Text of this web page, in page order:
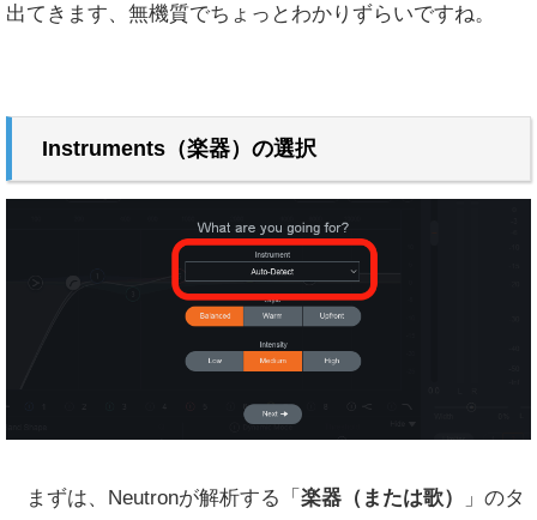
出てきます、無機質でちょっとわかりずらいですね。
Instruments（楽器）の選択
まずは、Neutronが解析する「 楽器（または歌）
」のタ